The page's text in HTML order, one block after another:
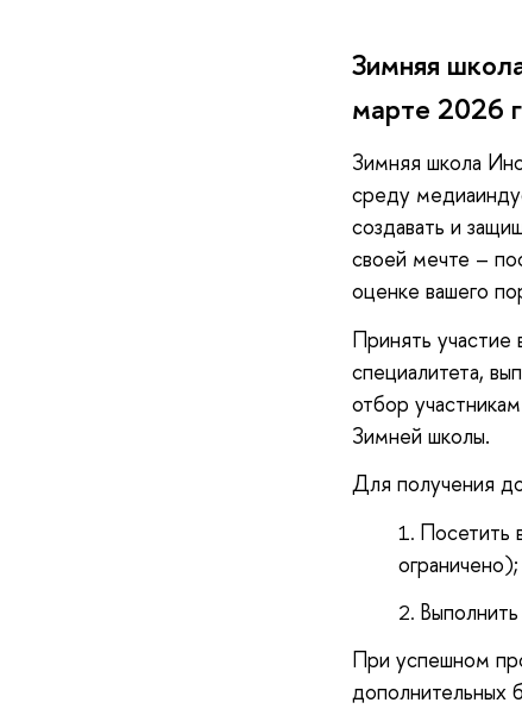
Зимняя
марте 2026
Зимняя школа
среду
создавать и
своей мечте –
оценке вашего
Принять участие
специалитета,
отбор
Зимней школы.
Для получения
Посетить
ограничено);
При успешном
дополнительных